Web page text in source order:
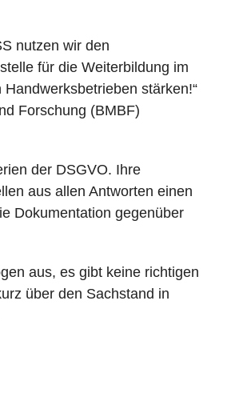
nutzen wir den
für die Weiterbildung im
stärken!“
Forschung (BMBF)
der DSGVO. Ihre
aus allen Antworten einen
Dokumentation gegenüber
aus, es gibt keine richtigen
über den Sachstand in